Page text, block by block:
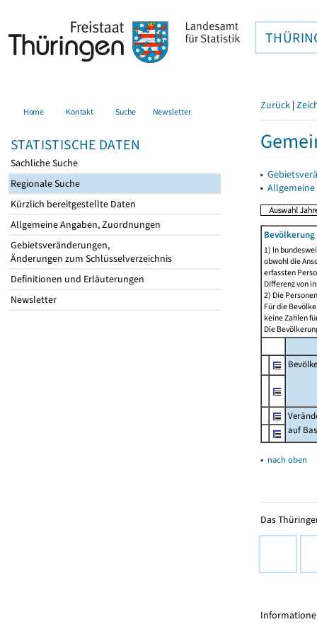
Home Kontakt Suche Newsletter
STATISTISCHE DATEN
Sachliche Suche
Regionale Suche
Kürzlich bereitgestellte Daten
Allgemeine Angaben, Zuordnungen
Gebietsveränderungen,
Änderungen zum Schlüsselverzeichnis
Definitionen und Erläuterungen
Newsletter
Zurück |
▸
▸
1) In
obwohl die
erfassten
Differenz von
2) Die
Für die
keine Zahlen
Die
auf
▴ nach oben
Das